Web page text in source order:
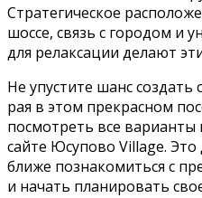
Стратегическое
шоссе, связь с городом и
для релаксации делают
Не упустите шанс создать
рая в этом прекрасном
посмотреть все
сайте Юсупово Village.
ближе познакомиться с
и начать планировать